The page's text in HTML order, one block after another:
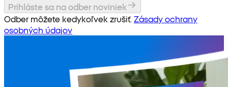
Prihláste sa na odber noviniek
Odber môžete kedykoľvek zrušiť. Zásady ochrany
osobných údajov